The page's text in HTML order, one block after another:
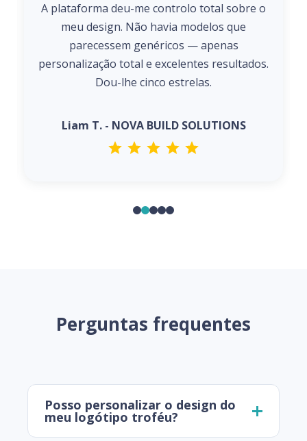
A plataforma deu-me controlo total sobre o
meu design. Não havia modelos que
parecessem genéricos — apenas
personalização total e excelentes resultados.
Dou-lhe cinco estrelas.
Liam T. - NOVA BUILD SOLUTIONS
Perguntas frequentes
Posso personalizar o design do
meu logótipo troféu?